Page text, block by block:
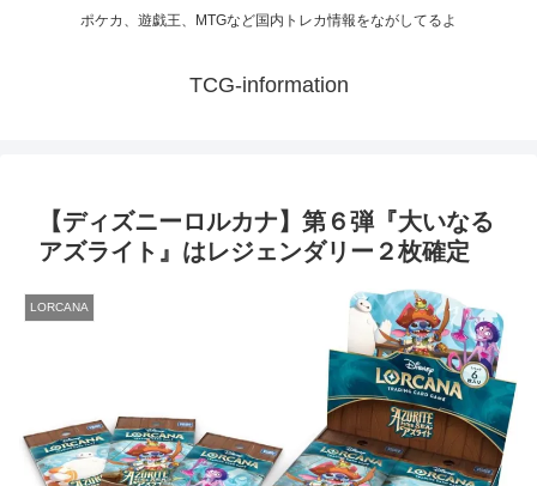
ポケカ、遊戯王、MTGなど国内トレカ情報をながしてるよ
TCG-information
【ディズニーロルカナ】第６弾『大いなる
アズライト』はレジェンダリー２枚確定
LORCANA